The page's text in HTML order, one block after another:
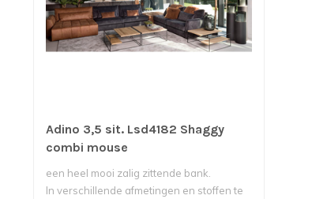
Adino 3,5 sit. Lsd4182 Shaggy
combi mouse
een heel mooi zalig zittende bank.
In verschillende afmetingen en stoffen te